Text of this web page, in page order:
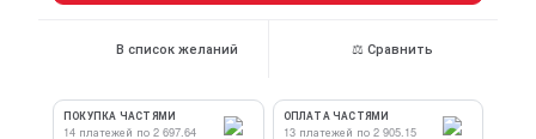
В список желаний ⚖ Сравнить
ПОКУПКА ЧАСТЯМИ
14 платежей по 2 697.64
ОПЛАТА ЧАСТЯМИ
13 платежей по 2 905.15